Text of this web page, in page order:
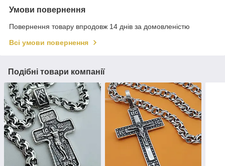
Умови повернення
Повернення товару впродовж 14 днів за домовленістю
Всі умови повернення
Подібні товари компанії